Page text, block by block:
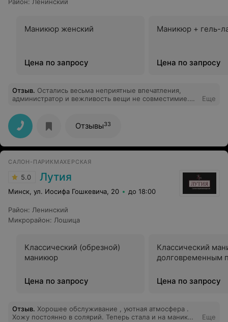
Маникюр женский
Цена по запросу
Маникюр + гель-
Цена по запросу
Отзыв. Остались весьма неприятные впечатления,
администратор и вежливость вещи не совместимие.
даже не предупредив.
Еще
Отзывы33
САЛОН-ПАРИКМАХЕРСКАЯ
5.0 Лутия
Минск, ул. Иосифа Гошкевича, 20 до 18:00
Район: Ленинский
Микрорайон: Лошица
Классический (обрезной)
маникюр
Цена по запросу
Классический
долговременным
Цена по запросу
Отзыв. Хорошее обслуживание , уютная атмосфера .
Хожу постоянно в солярий. Теперь стала и на маникюр
Еще